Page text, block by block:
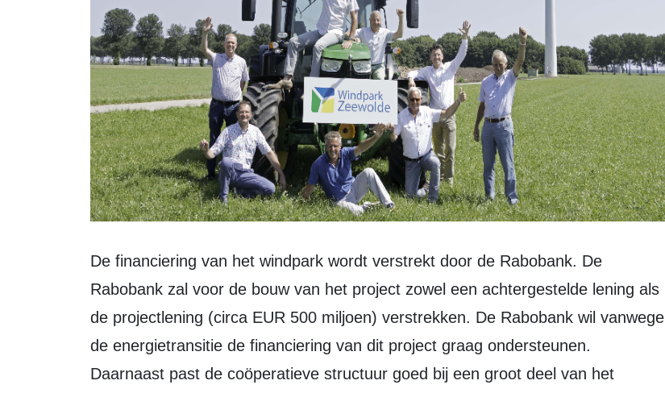
De financiering van het windpark wordt verstrekt door de Rabobank. De
Rabobank zal voor de bouw van het project zowel een achtergestelde lening als
de projectlening (circa EUR 500 miljoen) verstrekken. De Rabobank wil vanwege
de energietransitie de financiering van dit project graag ondersteunen.
Daarnaast past de coöperatieve structuur goed bij een groot deel van het